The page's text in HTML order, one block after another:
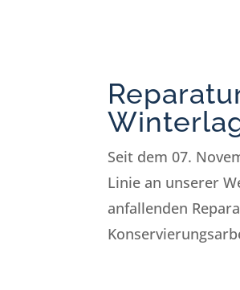
Seit dem 07.
Linie an unserer
anfallenden